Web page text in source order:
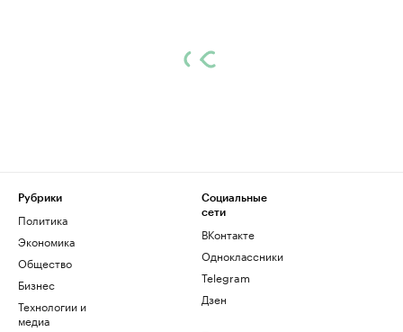
Рубрики
Политика
Экономика
Общество
Бизнес
Технологии и
медиа
Социальные
сети
ВКонтакте
Одноклассники
Telegram
Дзен